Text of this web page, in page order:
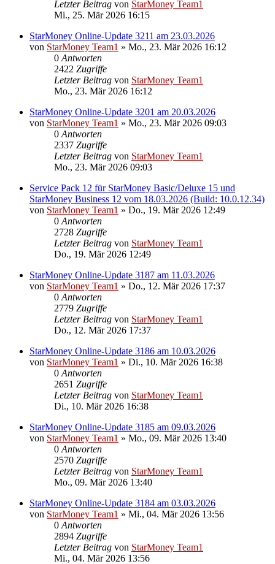
Letzter Beitrag von StarMoney Team1
Mi., 25. Mär 2026 16:15
StarMoney Online-Update 3211 am 23.03.2026
von StarMoney Team1 » Mo., 23. Mär 2026 16:12
0 Antworten
2422 Zugriffe
Letzter Beitrag von StarMoney Team1
Mo., 23. Mär 2026 16:12
StarMoney Online-Update 3201 am 20.03.2026
von StarMoney Team1 » Mo., 23. Mär 2026 09:03
0 Antworten
2337 Zugriffe
Letzter Beitrag von StarMoney Team1
Mo., 23. Mär 2026 09:03
Service Pack 12 für StarMoney Basic/Deluxe 15 und
StarMoney Business 12 vom 18.03.2026 (Build: 10.0.12.34)
von StarMoney Team1 » Do., 19. Mär 2026 12:49
0 Antworten
2728 Zugriffe
Letzter Beitrag von StarMoney Team1
Do., 19. Mär 2026 12:49
StarMoney Online-Update 3187 am 11.03.2026
von StarMoney Team1 » Do., 12. Mär 2026 17:37
0 Antworten
2779 Zugriffe
Letzter Beitrag von StarMoney Team1
Do., 12. Mär 2026 17:37
StarMoney Online-Update 3186 am 10.03.2026
von StarMoney Team1 » Di., 10. Mär 2026 16:38
0 Antworten
2651 Zugriffe
Letzter Beitrag von StarMoney Team1
Di., 10. Mär 2026 16:38
StarMoney Online-Update 3185 am 09.03.2026
von StarMoney Team1 » Mo., 09. Mär 2026 13:40
0 Antworten
2570 Zugriffe
Letzter Beitrag von StarMoney Team1
Mo., 09. Mär 2026 13:40
StarMoney Online-Update 3184 am 03.03.2026
von StarMoney Team1 » Mi., 04. Mär 2026 13:56
0 Antworten
2894 Zugriffe
Letzter Beitrag von StarMoney Team1
Mi., 04. Mär 2026 13:56